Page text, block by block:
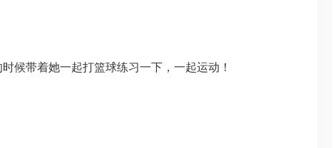
候带着她一起打篮球练习一下，一起运动！